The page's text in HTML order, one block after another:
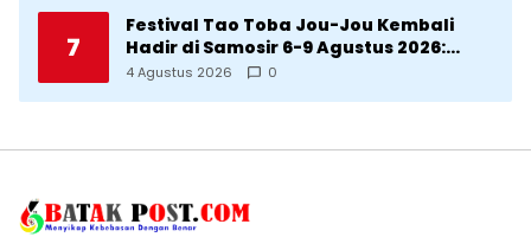
7
Festival Tao Toba Jou-Jou Kembali
Hadir di Samosir 6-9 Agustus 2026:
Datang Saksikan Kemeriahan dan Raih
4 Agustus 2026 0